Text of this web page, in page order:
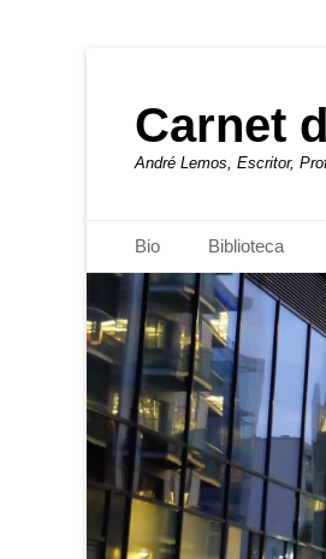
Carnet
André Lemos, Escritor,
Menu principal
para
conteúdo
Bio Biblioteca